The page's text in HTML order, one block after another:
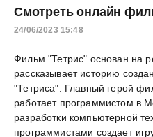
Смотреть онлайн
24/06/2023 15:48
Фильм "Тетрис" основан на
рассказывает историю
"Тетриса". Главный герой
работает программистом в
разработки компьютерной
программистами создает